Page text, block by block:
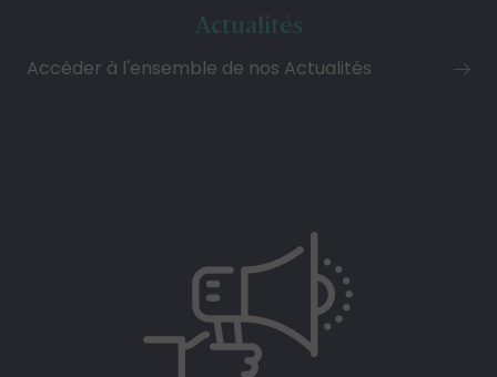
Actualités
Accéder à l'ensemble de nos Actualités